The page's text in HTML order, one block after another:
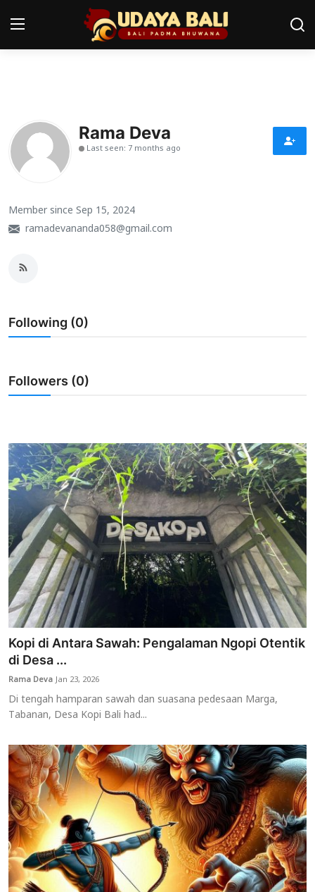
Pura
Desa Adat
Kearifan lokal
Seni
Usadha
Indonesia
Rama Deva
Last seen: 7 months ago
Member since Sep 15, 2024
ramadevananda058@gmail.com
Following (0)
Followers (0)
Kopi di Antara Sawah: Pengalaman Ngopi Otentik
di Desa ...
Rama DevaJan 23, 2026
Di tengah hamparan sawah dan suasana pedesaan Marga,
Tabanan, Desa Kopi Bali had...